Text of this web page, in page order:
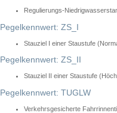
Regulierungs-
Pegelkennwert: ZS_I
Stauziel I einer Staustufe
Pegelkennwert: ZS_II
Stauziel II einer Staustufe
Pegelkennwert: TUGLW
Verkehrsgesicherte